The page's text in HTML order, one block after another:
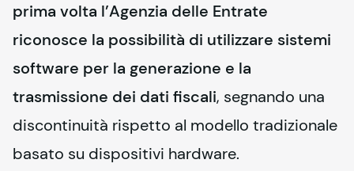
prima volta l’Agenzia delle Entrate
riconosce la possibilità di utilizzare sistemi
software per la generazione e la
trasmissione dei dati fiscali, segnando una
discontinuità rispetto al modello tradizionale
basato su dispositivi hardware.